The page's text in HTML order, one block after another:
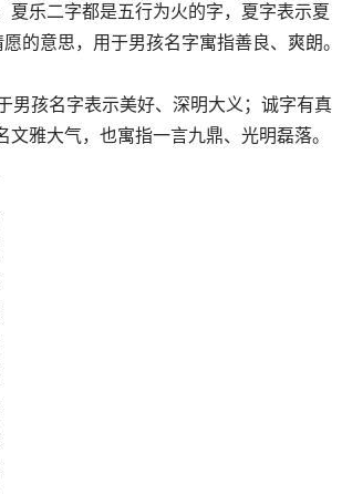
夏乐二字都是五行为火的字，夏字表示夏
的意思，用于男孩名字寓指善良、爽朗。
男孩名字表示美好、深明大义；诚字有真
雅大气，也寓指一言九鼎、光明磊落。